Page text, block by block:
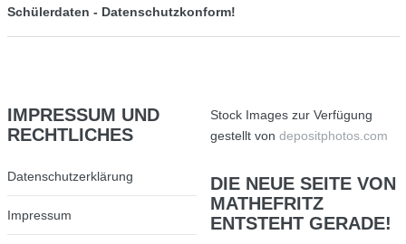
Schülerdaten - Datenschutzkonform!
IMPRESSUM UND
RECHTLICHES
Datenschutzerklärung
Impressum
Stock Images zur Verfügung
gestellt von depositphotos.com
DIENEUE SEITE VON
MATHEFRITZ
ENTSTEHT GERADE!